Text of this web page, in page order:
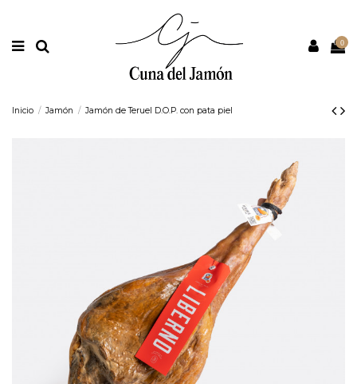
web
accesibilidad.
0
Inicio Jamón Jamón de Teruel D.O.P. con pata piel